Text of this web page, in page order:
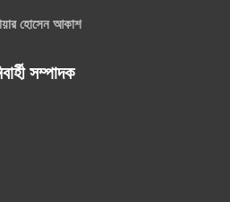
হোসেন আকাশ
সম্পাদক